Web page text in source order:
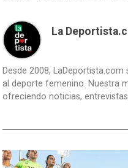
La
Desde 2008,
al deporte femenino. Nuestra
ofreciendo noticias,